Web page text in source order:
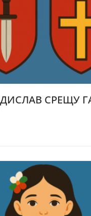
СРЕЩУ